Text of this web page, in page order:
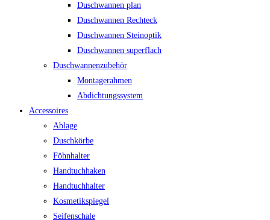
Duschwannen plan
Duschwannen Rechteck
Duschwannen Steinoptik
Duschwannen superflach
Duschwannenzubehör
Montagerahmen
Abdichtungssystem
Accessoires
Ablage
Duschkörbe
Föhnhalter
Handtuchhaken
Handtuchhalter
Kosmetikspiegel
Seifenschale